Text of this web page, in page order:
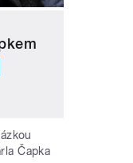
Čapka